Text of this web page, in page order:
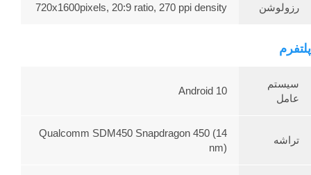
رزولوشن 720x1600pixels, 20:9 ratio, 270 ppi density
پلتفرم
سیستم
عامل
Android 10
تراشه
Qualcomm SDM450 Snapdragon 450 (14
nm)